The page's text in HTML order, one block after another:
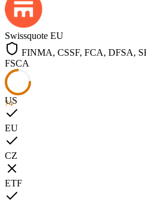
Swissquote EU
FINMA, CSSF, FCA, DFSA,
FSCA
74
US
EU
CZ
ETF